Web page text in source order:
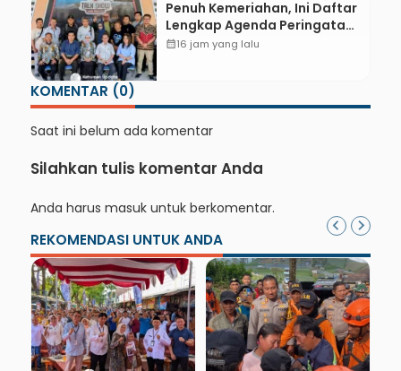
Penuh Kemeriahan, Ini Daftar
Lengkap Agenda Peringatan
HUT ke-81 RI dan Hari Jadi ke-
calendar_month16 jam yang lalu
KOMENTAR (0)
Saat ini belum ada komentar
Silahkan tulis komentar Anda
Anda harus masuk untuk berkomentar.
REKOMENDASI UNTUK ANDA